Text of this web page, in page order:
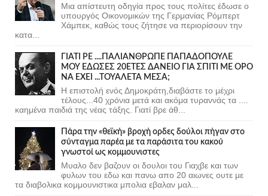
Μια απίστευτη οδηγία προς τους πολίτες έδωσε ο
υπουργός Οικονομικών της Γερμανίας Ρόμπερτ
Χάμπεκ, καθώς τους ζήτησε να περιορίσουν την
κατα...
ΓΙΑΤΙ ΡΕ ....ΠΑΛΙΑΝΘΡΩΠΕ ΠΑΠΑΔΟΠΟΥΛΕ
ΜΟΥ ΕΔΩΣΕΣ 20ΕΤΕΣ ΔΑΝΕΙΟ ΓΙΑ ΣΠΙΤΙ ΜΕ ΟΡΟ
ΝΑ ΕΧΕΙ ...ΤΟΥΑΛΕΤΑ ΜΕΣΑ;
Η επιστολή ενός Δημοκράτη,διαβάστε το μέχρι
τέλους...40 χρόνια μετά και ακόμα τυραννάς τα ....
καημένα παιδιά της νέας τάξης. Γιατί βρε άθ...
Πάρα την «θεϊκή» βροχή ορδες δούλοι πήγαν στο
σύνταγμα παρέα με τα παράσιτα του κακού
γνωστοί ως κομμουνιστες
Μυαλο δεν βαζουν οι δουλοι του Γιαχβε και των
φυλων του εδω και πανω απο 20 αιωνες ουτε με
τα διαβολικα κομμουνιστικα μπολια εβαλαν μαλ...